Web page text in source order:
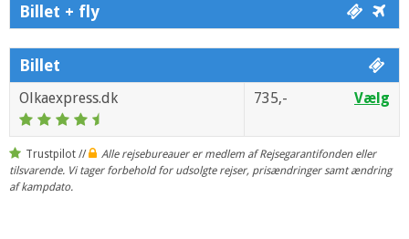
Billet + fly
Billet
Olkaexpress.dk 735,- Vælg
Trustpilot //
Alle rejsebureauer er medlem af Rejsegarantifonden eller
tilsvarende. Vi tager forbehold for udsolgte rejser, prisændringer samt ændring
af kampdato.